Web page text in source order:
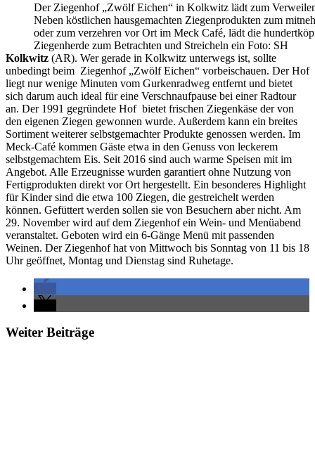
Der Ziegenhof „Zwölf Eichen“ in Kolkwitz lädt zum
Neben köstlichen hausgemachten Ziegenprodukten zum
oder zum verzehren vor Ort im Meck Café, lädt die
Ziegenherde zum Betrachten und Streicheln ein Foto: SH
Kolkwitz (AR). Wer gerade in Kolkwitz unterwegs ist, sollte
unbedingt beim Ziegenhof „Zwölf Eichen“ vorbeischauen. Der Hof
liegt nur wenige Minuten vom Gurkenradweg entfernt und bietet
sich darum auch ideal für eine Verschnaufpause bei einer Radtour
an. Der 1991 gegründete Hof bietet frischen Ziegenkäse der von
den eigenen Ziegen gewonnen wurde. Außerdem kann ein breites
Sortiment weiterer selbstgemachter Produkte genossen werden. Im
Meck-Café kommen Gäste etwa in den Genuss von leckerem
selbstgemachtem Eis. Seit 2016 sind auch warme Speisen mit im
Angebot. Alle Erzeugnisse wurden garantiert ohne Nutzung von
Fertigprodukten direkt vor Ort hergestellt. Ein besonderes Highlight
für Kinder sind die etwa 100 Ziegen, die gestreichelt werden
können. Gefüttert werden sollen sie von Besuchern aber nicht. Am
29. November wird auf dem Ziegenhof ein Wein- und Menüabend
veranstaltet. Geboten wird ein 6-Gänge Menü mit passenden
Weinen. Der Ziegenhof hat von Mittwoch bis Sonntag von 11 bis 18
Uhr geöffnet, Montag und Dienstag sind Ruhetage.
Weiter Beiträge